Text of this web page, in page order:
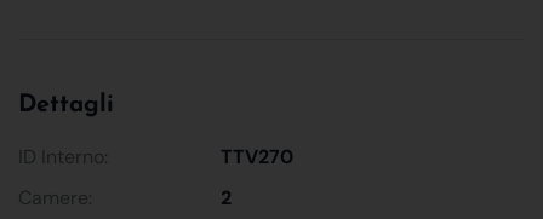
Dettagli
ID Interno:
TTV270
Camere:
2